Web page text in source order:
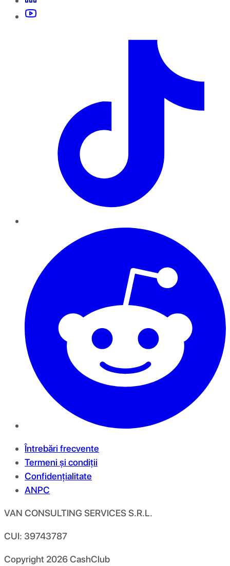
Întrebări frecvente
Termeni și condiții
Confidențialitate
ANPC
VAN CONSULTING SERVICES S.R.L.
CUI: 39743787
Copyright 2026CashClub